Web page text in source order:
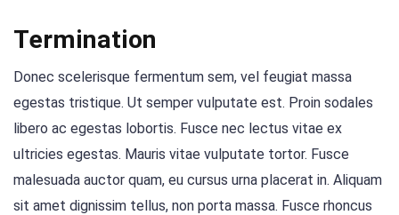
Termination
Donec scelerisque fermentum sem, vel feugiat massa
egestas tristique. Ut semper vulputate est. Proin sodales
libero ac egestas lobortis. Fusce nec lectus vitae ex
ultricies egestas. Mauris vitae vulputate tortor. Fusce
malesuada auctor quam, eu cursus urna placerat in. Aliquam
sit amet dignissim tellus, non porta massa. Fusce rhoncus